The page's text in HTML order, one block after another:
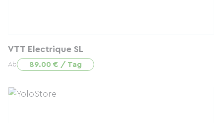
VTT Electrique SL
Ab 89.00 € / Tag